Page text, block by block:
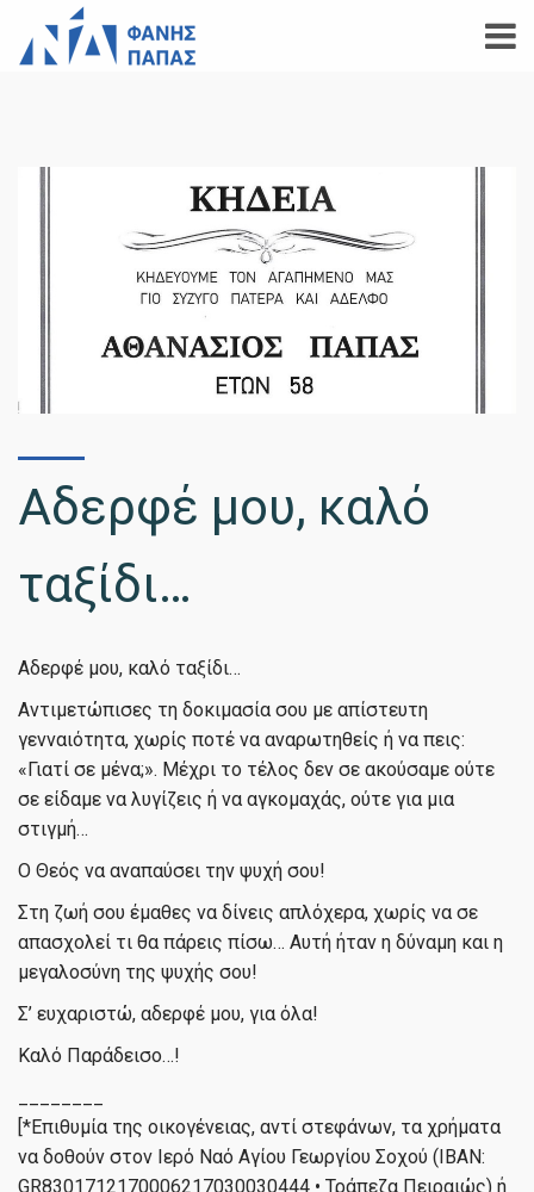
Αδερφέ μου, καλό
ταξίδι…
Αδερφέ μου, καλό ταξίδι…
Αντιμετώπισες τη δοκιμασία σου με απίστευτη
γενναιότητα, χωρίς ποτέ να αναρωτηθείς ή να πεις:
«Γιατί σε μένα;». Μέχρι το τέλος δεν σε ακούσαμε ούτε
σε είδαμε να λυγίζεις ή να αγκομαχάς, ούτε για μια
στιγμή…
Ο Θεός να αναπαύσει την ψυχή σου!
Στη ζωή σου έμαθες να δίνεις απλόχερα, χωρίς να σε
απασχολεί τι θα πάρεις πίσω… Αυτή ήταν η δύναμη και η
μεγαλοσύνη της ψυχής σου!
Σ’ ευχαριστώ, αδερφέ μου, για όλα!
Καλό Παράδεισο…!️
[*Επιθυμία της οικογένειας, αντί στεφάνων, τα χρήματα
να δοθούν στον Ιερό Ναό Αγίου Γεωργίου Σοχού (IBAN:
GR8301712170006217030030444 • Τράπεζα Πειραιώς) ή